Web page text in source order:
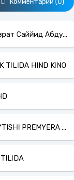
Комментарии (0)
Botmagan Quyosh Tarixiy film Ҳазрат Саййид Абдулқодир Ғилоний haqida
TILIDA HIND KINO
UCH XXX 3: DARBADARNING QAYTISHI PREMYERA KESILMAGAN ORIGINAL UZBEK O'ZBEK TILIDA Online Ko'rish va Yuklab olish